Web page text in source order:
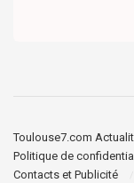
Toulouse7.com
Politique de
Contacts et Publicité